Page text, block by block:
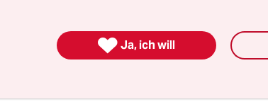
in Sindschar im Nordirak überfiel, berichtete
Organisation HÁWAR.help engagiert sie sich für
im Irak, Afghanistan und Deutschland. Die
 Ja, ich will